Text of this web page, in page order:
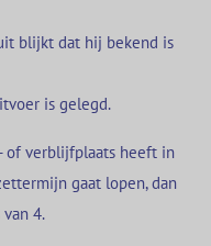
blijkt dat hij bekend is
is gelegd.
of verblijfplaats heeft in
gaat lopen, dan
4.